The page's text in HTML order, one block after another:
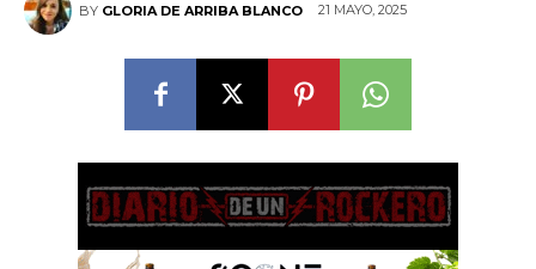
BY GLORIA DE ARRIBA BLANCO 21 MAYO, 2025